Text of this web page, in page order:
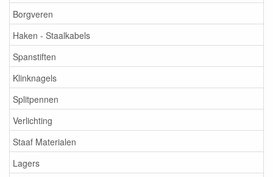
Borgveren
Haken - Staalkabels
Spanstiften
Klinknagels
Splitpennen
Verlichting
Staaf Materialen
Lagers